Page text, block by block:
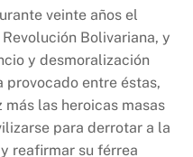
veinte años el
Bolivariana, y
y desmoralización
entre éstas,
las heroicas masas
para derrotar a la
reafirmar su férrea